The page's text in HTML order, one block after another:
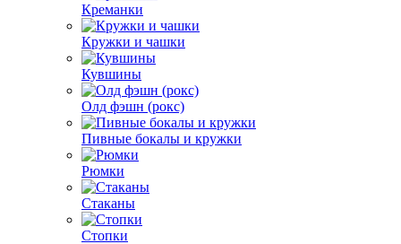
Креманки
Кружки и чашки
Кувшины
Олд фэшн (рокс)
Пивные бокалы и кружки
Рюмки
Стаканы
Стопки